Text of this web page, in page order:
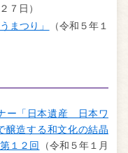
７日）
まつり」
（令和５年１
ー「日本遺産 日本ワ
醸造する和文化の結晶
１２回 （令和５年１月